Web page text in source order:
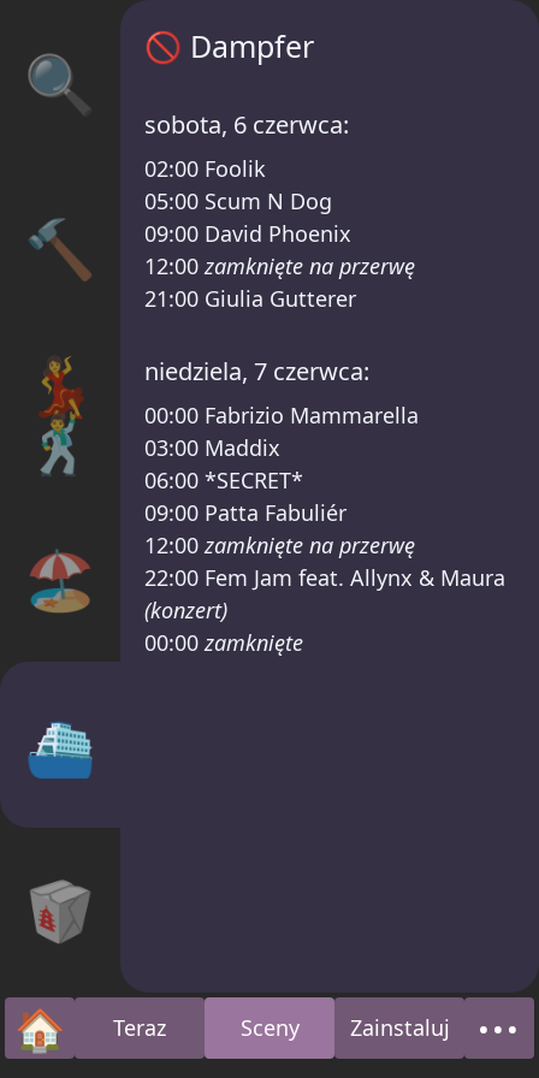
🔍
🔨
💃
🕺
🏖️
⛴
🥡
Sisyphos Dampfer Harmonogram –
🚫 Dampfer
sobota, 6 czerwca:
02:00 Foolik
05:00 Scum N Dog
09:00 David Phoenix
12:00zamknięte na przerwę
21:00 Giulia Gutterer
niedziela, 7 czerwca:
00:00 Fabrizio Mammarella
03:00 Maddix
06:00 *SECRET*
09:00 Patta Fabuliér
12:00zamknięte na przerwę
22:00 Fem Jam feat. Allynx & Maura
(konzert)
00:00zamknięte
🏠Strona główna
Teraz Sceny Zainstaluj •••
O